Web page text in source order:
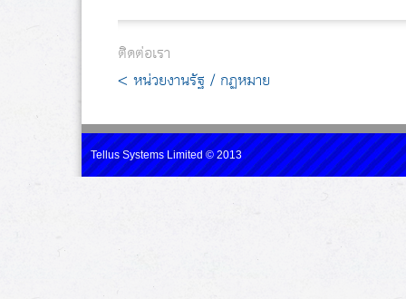
ติดต่อเรา
< หน่วยงานรัฐ / กฏหมาย
Tellus Systems Limited © 2013